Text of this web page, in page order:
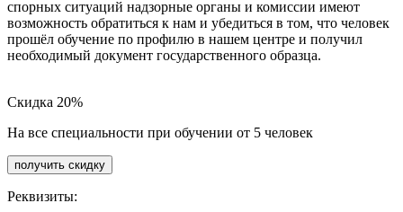
спорных ситуаций надзорные органы и комиссии имеют
возможность обратиться к нам и убедиться в том, что человек
прошёл обучение по профилю в нашем центре и получил
необходимый документ государственного образца.
Скидка 20%
На все специальности при обучении от 5 человек
получить скидку
Реквизиты: